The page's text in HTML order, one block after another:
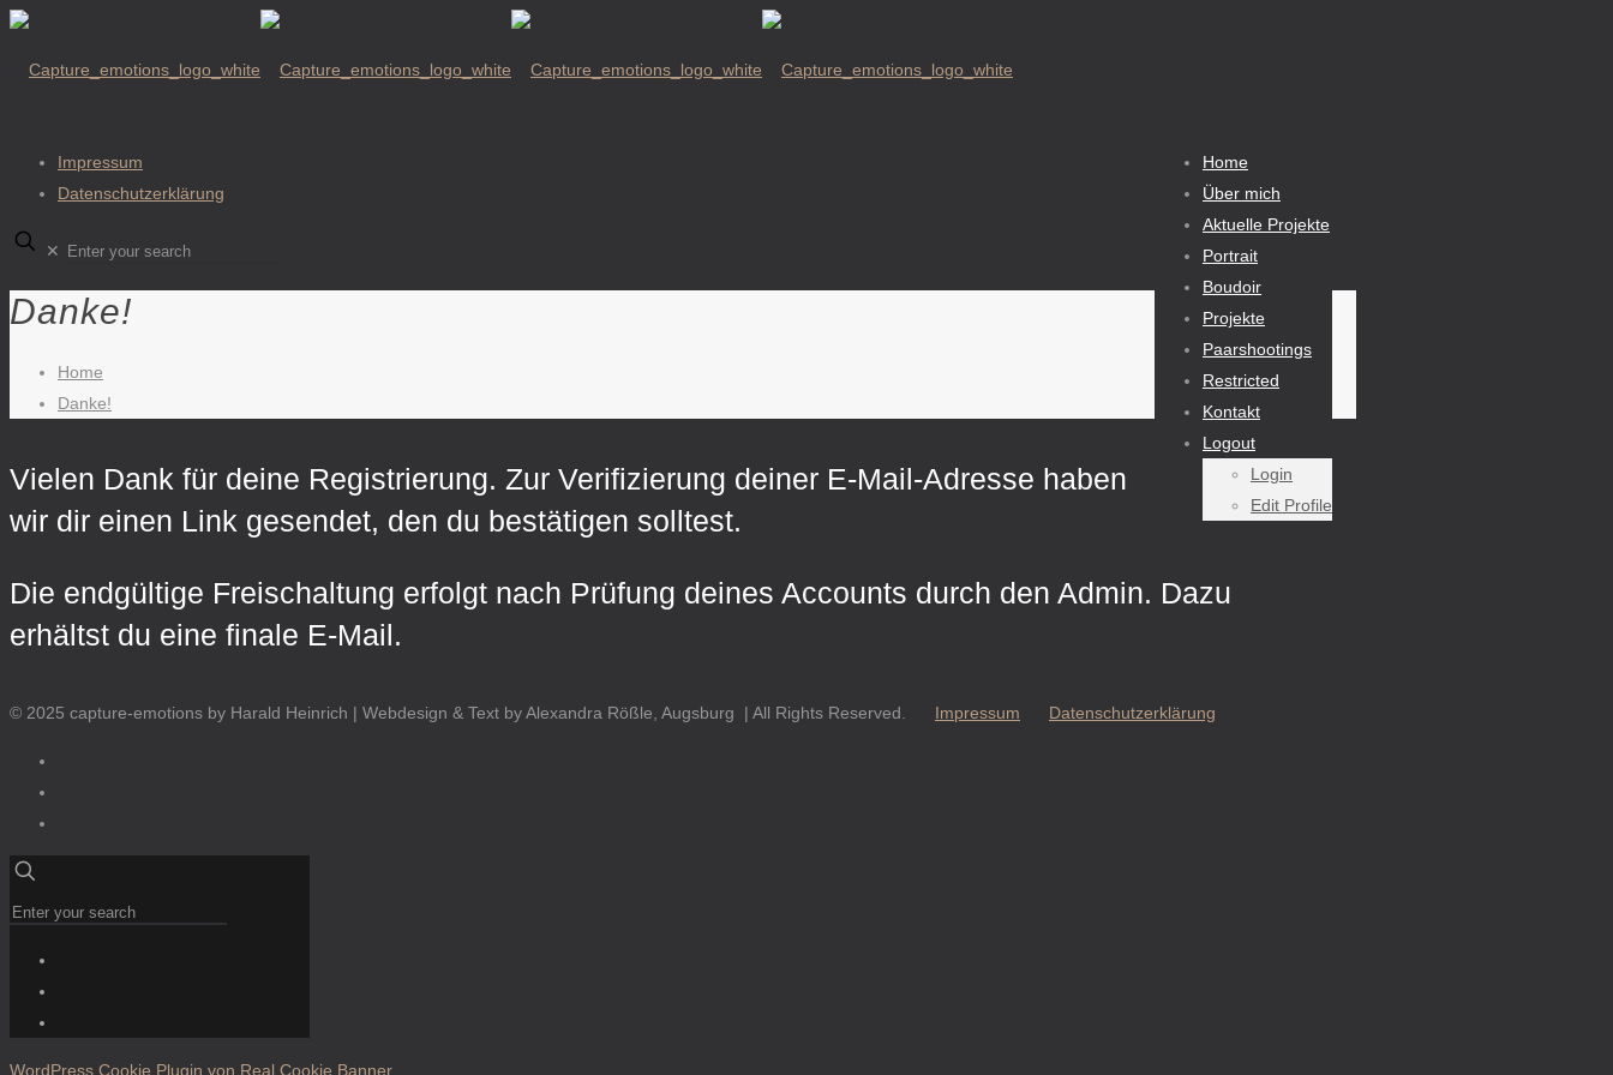
Home
Über mich
Aktuelle Projekte
Portrait
Boudoir
Projekte
Paarshootings
Restricted
Kontakt
Logout
Login
Edit Profile
Impressum
Datenschutzerklärung
✕
Danke!
Home
Danke!
Vielen Dank für deine Registrierung. Zur Verifizierung deiner E-Mail-Adresse haben
wir dir einen Link gesendet, den du bestätigen solltest.
Die endgültige Freischaltung erfolgt nach Prüfung deines Accounts durch den Admin. Dazu
erhältst du eine finale E-Mail.
© 2025 capture-emotions by Harald Heinrich | Webdesign & Text by Alexandra Rößle, Augsburg | All Rights Reserved. Impressum Datenschutzerklärung
WordPress Cookie Plugin von Real Cookie Banner